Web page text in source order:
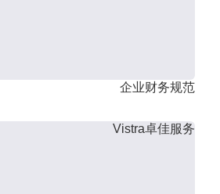
企业财务规范
Vistra卓佳服务